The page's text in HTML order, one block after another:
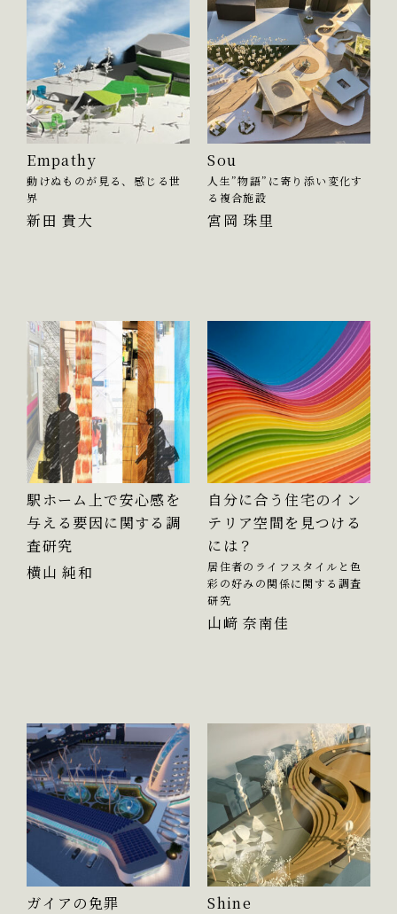
Empathy
動けぬものが見る、感じる世
界
新田 貴大
Sou
人生”物語”に寄り添い変化す
る複合施設
宮岡 珠里
駅ホーム上で安心感を
与える要因に関する調
査研究
横山 純和
自分に合う住宅のイン
テリア空間を見つける
には？
居住者のライフスタイルと色
彩の好みの関係に関する調査
研究
山﨑 奈南佳
ガイアの免罪 Shine